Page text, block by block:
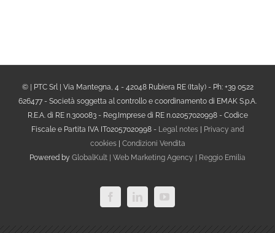
© | PTC Srl | Via Mantegna, 4 - 42048 Rubiera RE (Italy) - Ph: +39 0522
626477 - Società soggetta al controllo e coordinamento di EMAK S.p.A.
R.E.A. di RE n.300083 - Reg.Imprese di RE n.02057020998 - Codice
Fiscale e Partita IVA IT02057020998 - Legal notes
Privacy and
cookies| Condizioni Vendita
Powered by GlobalKult | Web Marketing Agency | Reggio Emilia
FacebookLinkedInYouTube